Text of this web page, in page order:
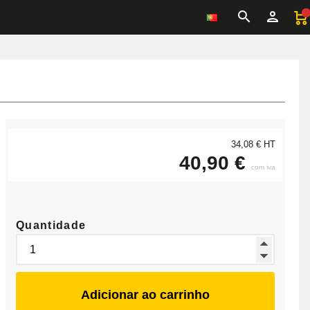
34,08 € HT
40,90 € com iva
Quantidade
Adicionar ao carrinho